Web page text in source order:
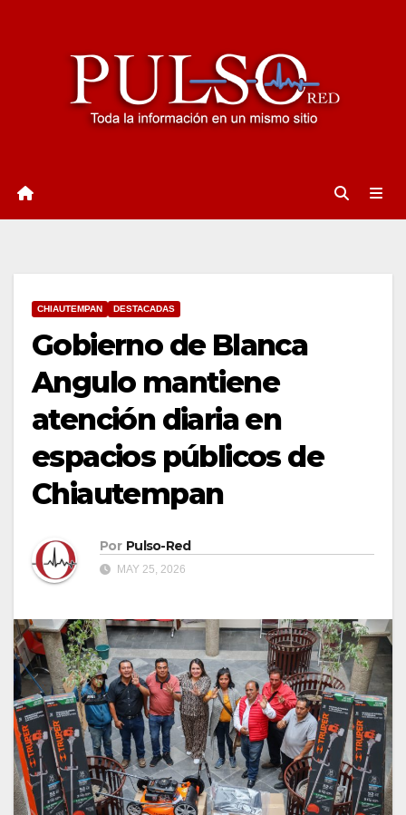
CHIAUTEMPAN DESTACADAS
Gobierno de Blanca
Angulo mantiene
atención diaria en
espacios públicos de
Chiautempan
Por Pulso-Red
MAY 25, 2026